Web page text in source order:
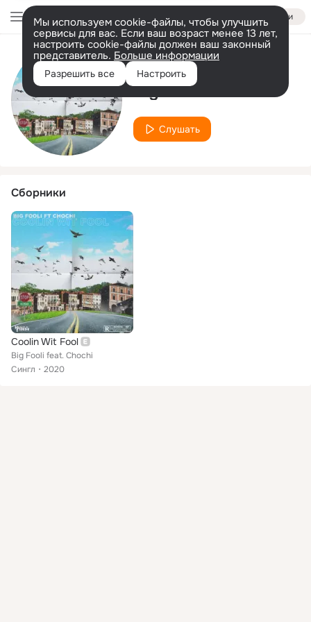
Войти
Мы используем cookie-файлы, чтобы улучшить
сервисы для вас. Если ваш возраст менее 13 лет,
настроить cookie-файлы должен ваш законный
представитель. Больше информации
Разрешить все Настроить
Исполнитель
Big Fooli
Слушать
Сборники
Coolin Wit Fool
Big Fooli feat. Chochi
Сингл
2020